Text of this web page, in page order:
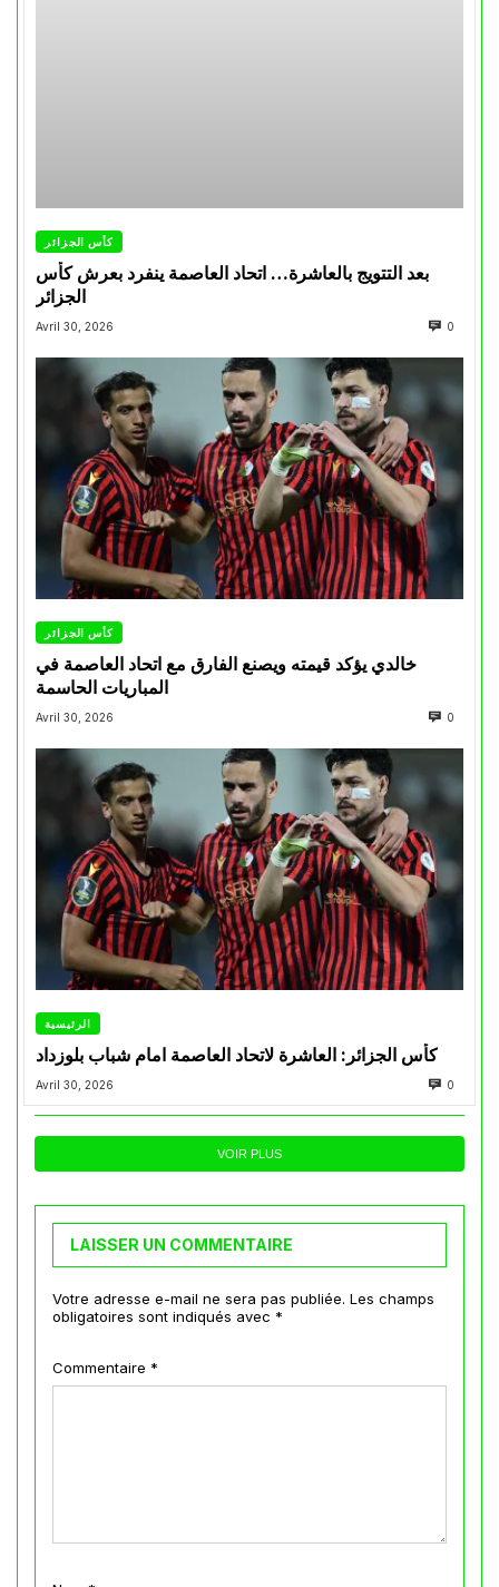
كأس الجزائر
بعد التتويج بالعاشرة… اتحاد العاصمة ينفرد بعرش كأس
الجزائر
Avril 30, 2026 0
كأس الجزائر
خالدي يؤكد قيمته ويصنع الفارق مع اتحاد العاصمة في
المباريات الحاسمة
Avril 30, 2026 0
الرئيسية
كأس الجزائر: العاشرة لاتحاد العاصمة امام شباب بلوزداد
Avril 30, 2026 0
VOIR PLUS
LAISSER UN COMMENTAIRE
Votre adresse e-mail ne sera pas publiée. Les champs
obligatoires sont indiqués avec *
Commentaire *